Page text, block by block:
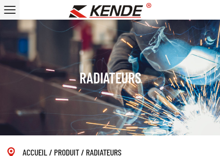
RADIATEURS
ACCUEIL/ PRODUIT/ RADIATEURS